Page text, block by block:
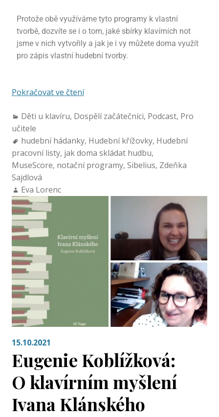
Protože obě využíváme tyto programy k vlastní
tvorbě, dozvíte se i o tom, jaké sbírky klavírních not
jsme v nich vytvořily a jak je i vy můžete doma využít
pro zápis vlastní hudební tvorby.
Pokračovat ve čtení
Děti u klavíru, Dospělí začátečníci, Podcast, Pro
učitele
hudební hádanky, Hudební křížovky, Hudební
pracovní listy, jak doma skládat hudbu,
MuseScore, notační programy, Sibelius, Zdeňka
Sajdlová
Eva Lorenc
15.10.2021
Eugenie Koblížková:
O klavírním myšlení
Ivana Klánského